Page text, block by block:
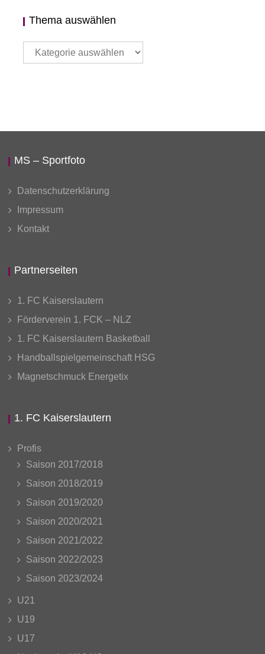
Thema auswählen
Thema
auswählen
MS – Sportfoto
Datenschutzerklärung
Impressum
Kontakt
Partnerseiten
1. FC Kaiserslautern
Förderverein 1. FCK – NLZ
1. FC Kaiserslautern Basketball
Handballspielgemeinschaft HSG
Magnetschmuck Energetix
1. FC Kaiserslautern
Profis
Saison 2017/2018
Saison 2018/2019
Saison 2019/2020
Saison 2020/2021
Saison 2021/2022
Saison 2022/2023
Saison 2023/2024
U21
U19
U17